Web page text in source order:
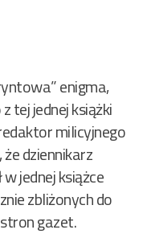
enigma,
tej jednej książki
milicyjnego
dziennikarz
w jednej książce
zbliżonych do
gazet.